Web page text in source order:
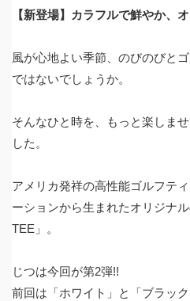
【新登場】カラフルで鮮やか、
風が心地よい季節、のびのびと
ではないでしょうか。
そんなひと時を、もっと楽しま
した。
アメリカ発祥の高性能ゴルフテ
ーションから生まれたオリジナ
TEE 」。
じつは今回が第2弾!!
前回は「ホワイト」と「ブラッ